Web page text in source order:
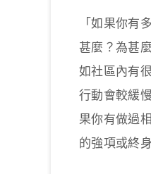
「如果你有
甚麼？為甚
如社區內有
行動會較緩
果你有做過
的強項或終